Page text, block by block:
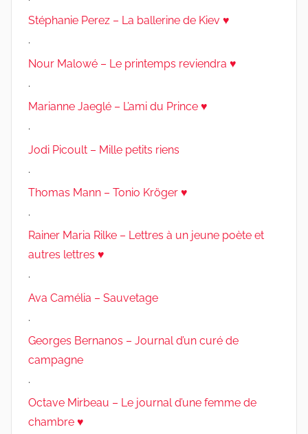
Stéphanie Perez – La ballerine de Kiev ♥
.
Nour Malowé – Le printemps reviendra ♥
.
Marianne Jaeglé – L’ami du Prince ♥
.
Jodi Picoult – Mille petits riens
.
Thomas Mann – Tonio Kröger ♥
.
Rainer Maria Rilke – Lettres à un jeune poète et
autres lettres ♥
.
Ava Camélia – Sauvetage
.
Georges Bernanos – Journal d’un curé de
campagne
.
Octave Mirbeau – Le journal d’une femme de
chambre ♥